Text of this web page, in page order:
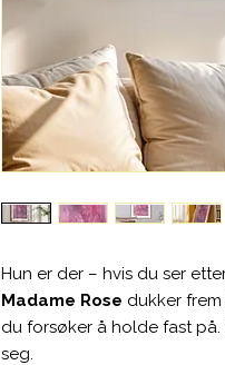
Hun er der – hvis du ser
Madame Rose dukker
du forsøker å holde fast
seg.